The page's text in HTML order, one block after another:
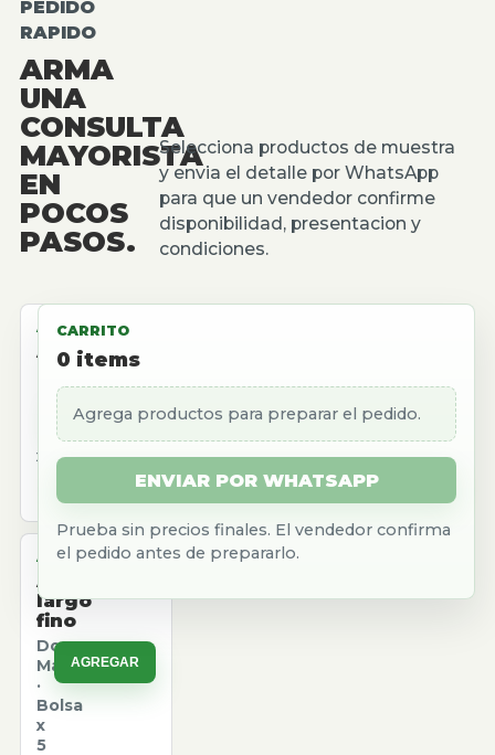
PEDIDO
RAPIDO
ARMA
UNA
CONSULTA
MAYORISTA
EN
POCOS
PASOS.
Selecciona productos de muestra
y envia el detalle por WhatsApp
para que un vendedor confirme
disponibilidad, presentacion y
condiciones.
ALMACEN
Aceite
girasol
Natura
Caja
x
AGREGAR
ALMACEN
Arroz
largo
fino
Don
Marcos
·
Bolsa
x
5
AGREGAR
CARRITO
0 items
Agrega productos para preparar el pedido.
ENVIAR POR WHATSAPP
Prueba sin precios finales. El vendedor confirma
el pedido antes de prepararlo.